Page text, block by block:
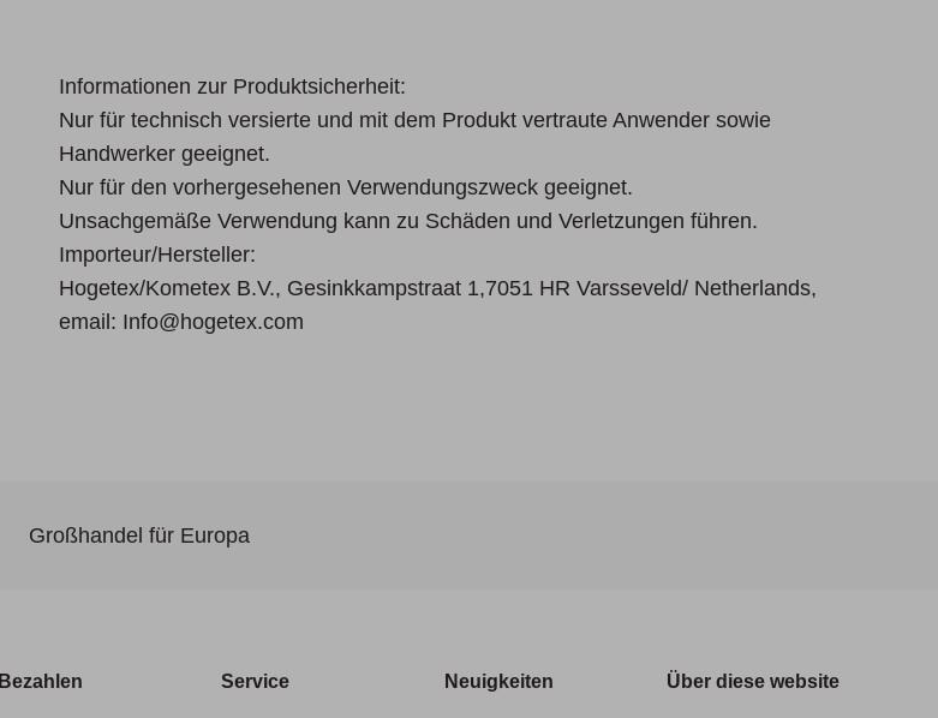
Informationen zur Produktsicherheit:
Nur für technisch versierte und mit dem Produkt vertraute Anwender sowie
Handwerker geeignet.
Nur für den vorhergesehenen Verwendungszweck geeignet.
Unsachgemäße Verwendung kann zu Schäden und Verletzungen führen.
Importeur/Hersteller:
Hogetex/Kometex B.V., Gesinkkampstraat 1,7051 HR Varsseveld/ Netherlands,
email: Info@hogetex.com
Großhandel für Europa
Bezahlen Service Neuigkeiten Über diese website